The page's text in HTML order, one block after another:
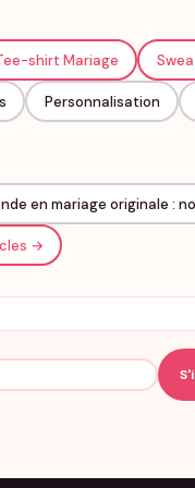
étape importante :
»et « Prénoms + année de
marquer le coup.
de mariage. À porter
shirt Mariage
Personnalisation
en mariage originale :
→